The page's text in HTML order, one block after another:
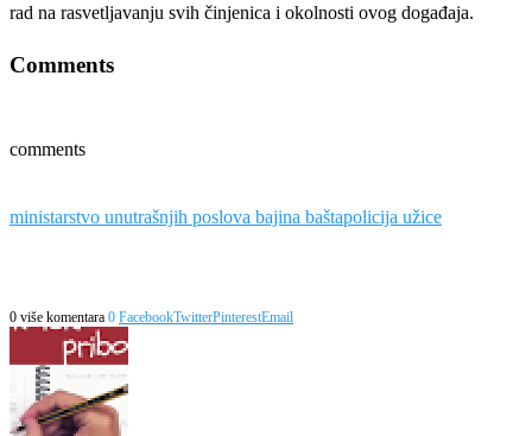
rad na rasvetljavanju svih činjenica i okolnosti ovog događaja.
Comments
comments
ministarstvo unutrašnjih poslova bajina baštapolicija užice
0 više komentara 0 FacebookTwitterPinterestEmail